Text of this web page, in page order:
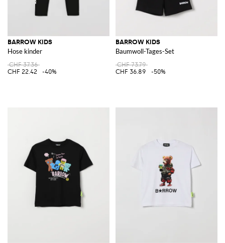
BARROW KIDS
Hose kinder
CHF 37.36
CHF 22.42
-40%
BARROW KIDS
Baumwoll-Tages-Set
CHF 73.79
CHF 36.89
-50%